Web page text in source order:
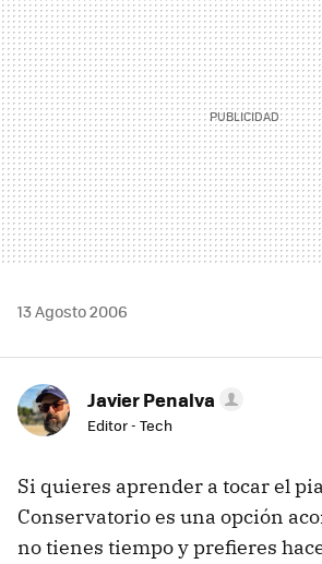
13 Agosto 2006
Javier Penalva
Editor - Tech
Si quieres aprender a tocar el
Conservatorio es una opción
no tienes tiempo y prefieres